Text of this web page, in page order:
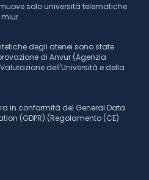
solo università telematiche
degli atenei sono state
di Anvur (Agenzia
dell'Università e della
in conformità del General Data
(GDPR) (Regolamento (CE)